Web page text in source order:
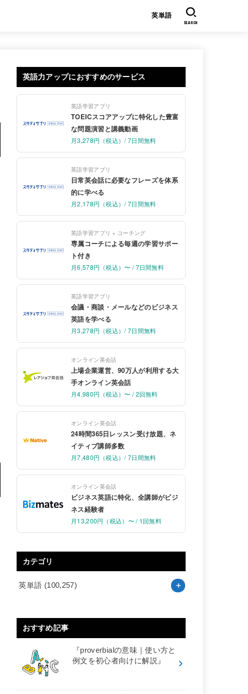
英単語
SEARCH
英語力アップにおすすめのサービス
英語学習アプリ
TOEICスコアアップに特化した豊富
な問題演習と講義動画
月3,278円（税込）/ 7日間無料
英語学習アプリ
日常英会話に必要なフレーズを体系
的に学べる
月2,178円（税込）/ 7日間無料
英語学習アプリ + コーチング
専属コーチによる毎週の学習サポー
ト付き
月6,578円（税込）〜 / 7日間無料
英語学習アプリ
会議・商談・メールなどのビジネス
英語を学べる
月3,278円（税込）/ 7日間無料
オンライン英会話
上場企業運営、90万人が利用する大
手オンライン英会話
月4,980円（税込）〜 / 2回無料
オンライン英会話
24時間365日レッスン受け放題、ネ
イティブ講師多数
月7,480円（税込）/ 7日間無料
オンライン英会話
ビジネス英語に特化、全講師がビジ
ネス経験者
月13,200円（税込）〜 / 1回無料
カテゴリ
英単語 (100,257)
おすすめ記事
『proverbialの意味｜使い方と
例文を初心者向けに解説』